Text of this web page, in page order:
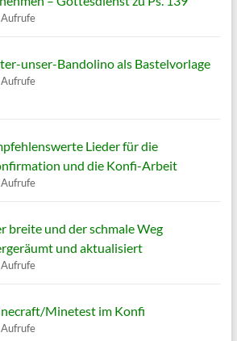
unser-Bandolino als Bastelvorlage
Lieder für die
und die Konfi-Arbeit
breite und der schmale Weg
und aktualisiert
Minetest im Konfi